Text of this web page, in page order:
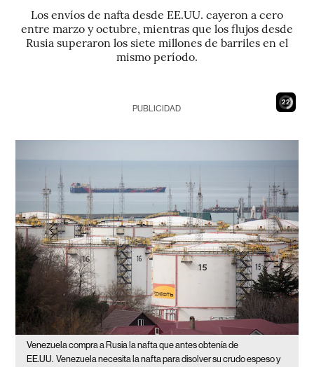
Los envíos de nafta desde EE.UU. cayeron a cero
entre marzo y octubre, mientras que los flujos desde
Rusia superaron los siete millones de barriles en el
mismo período.
20
PUBLICIDAD
Venezuela compra a Rusia la nafta que antes obtenía de
EE.UU. Venezuela necesita la nafta para disolver su crudo espeso y